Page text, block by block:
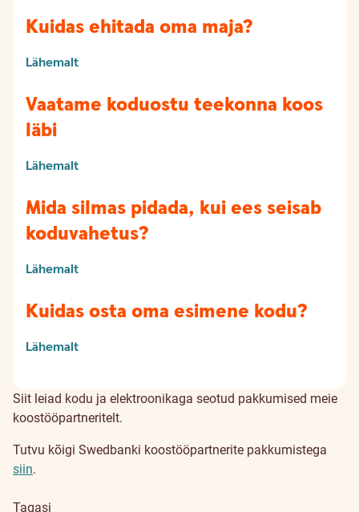
Kuidas ehitada oma maja?
Lähemalt
Vaatame koduostu teekonna koos
läbi
Lähemalt
Mida silmas pidada, kui ees seisab
koduvahetus?
Lähemalt
Kuidas osta oma esimene kodu?
Lähemalt
Siit leiad kodu ja elektroonikaga seotud pakkumised meie
koostööpartneritelt.
Tutvu kõigi Swedbanki koostööpartnerite pakkumistega
siin.
Tagasi